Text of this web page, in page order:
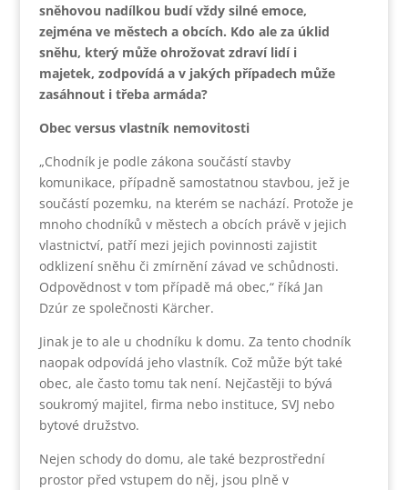
sněhovou nadílkou budí vždy silné emoce,
zejména ve městech a obcích. Kdo ale za úklid
sněhu, který může ohrožovat zdraví lidí i
majetek, zodpovídá a v jakých případech může
zasáhnout i třeba armáda?
Obec versus vlastník nemovitosti
„Chodník je podle zákona součástí stavby
komunikace, případně samostatnou stavbou, jež je
součástí pozemku, na kterém se nachází. Protože je
mnoho chodníků v městech a obcích právě v jejich
vlastnictví, patří mezi jejich povinnosti zajistit
odklizení sněhu či zmírnění závad ve schůdnosti.
Odpovědnost v tom případě má obec,“ říká Jan
Dzúr ze společnosti Kärcher.
Jinak je to ale u chodníku k domu. Za tento chodník
naopak odpovídá jeho vlastník. Což může být také
obec, ale často tomu tak není. Nejčastěji to bývá
soukromý majitel, firma nebo instituce, SVJ nebo
bytové družstvo.
Nejen schody do domu, ale také bezprostřední
prostor před vstupem do něj, jsou plně v